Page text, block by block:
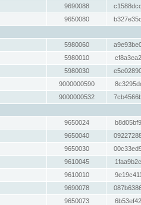
9690088
9650080
5980060
5980010
5980030
9000000590
9000000532
9650024
9650040
9650030
9610045
9610010
9690078
9650073